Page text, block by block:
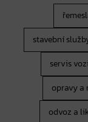
stavební
servis
opravy a
odvoz a